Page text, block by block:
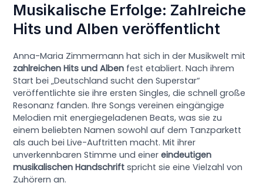
Musikalische Erfolge: Zahlreiche
Hits und Alben veröffentlicht
Anna-Maria Zimmermann hat sich in der Musikwelt mit
zahlreichen Hits und Alben fest etabliert. Nach ihrem
Start bei „Deutschland sucht den Superstar“
veröffentlichte sie ihre ersten Singles, die schnell große
Resonanz fanden. Ihre Songs vereinen eingängige
Melodien mit energiegeladenen Beats, was sie zu
einem beliebten Namen sowohl auf dem Tanzparkett
als auch bei Live-Auftritten macht. Mit ihrer
unverkennbaren Stimme und einereindeutigen
musikalischen Handschrift spricht sie eine Vielzahl von
Zuhörern an.